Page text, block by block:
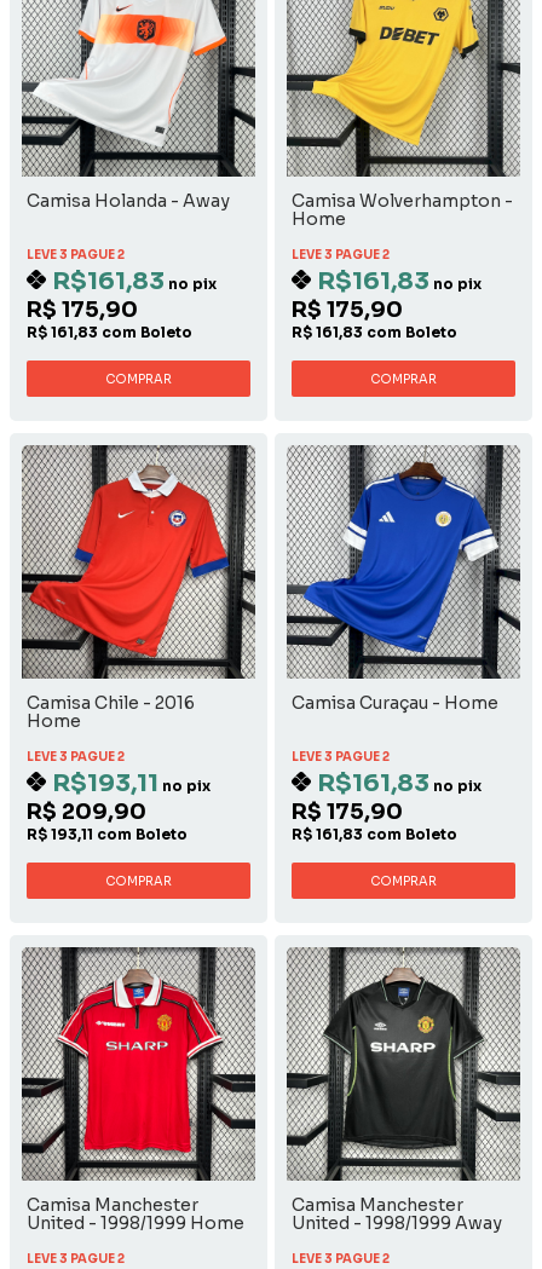
Camisa Holanda - Away
LEVE 3 PAGUE 2
R$161,83 no pix
R$ 175,90
R$ 161,83 com Boleto
COMPRAR
Camisa Wolverhampton -
Home
LEVE 3 PAGUE 2
R$161,83 no pix
R$ 175,90
R$ 161,83 com Boleto
COMPRAR
Camisa Chile - 2016
Home
LEVE 3 PAGUE 2
R$193,11 no pix
R$ 209,90
R$ 193,11 com Boleto
COMPRAR
Camisa Curaçau - Home
LEVE 3 PAGUE 2
R$161,83 no pix
R$ 175,90
R$ 161,83 com Boleto
COMPRAR
Camisa Manchester
United - 1998/1999 Home
LEVE 3 PAGUE 2
Camisa Manchester
United - 1998/1999 Away
LEVE 3 PAGUE 2